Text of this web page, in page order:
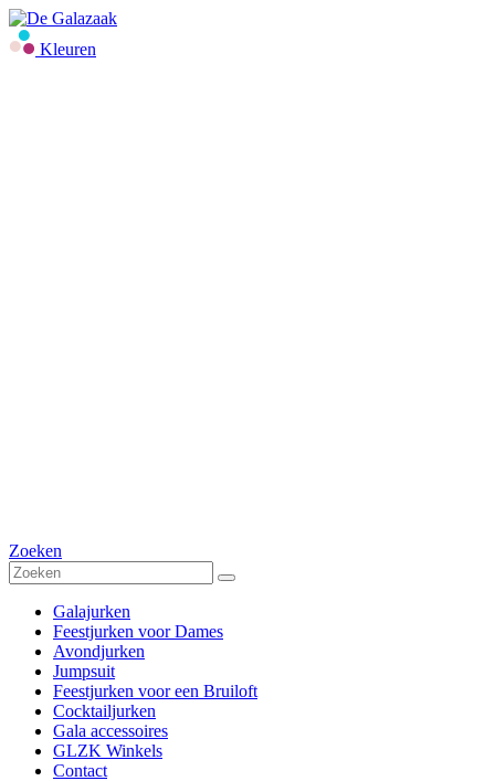
Kleuren
Zoeken
Galajurken
Feestjurken voor Dames
Avondjurken
Jumpsuit
Feestjurken voor een Bruiloft
Cocktailjurken
Gala accessoires
GLZK Winkels
Contact